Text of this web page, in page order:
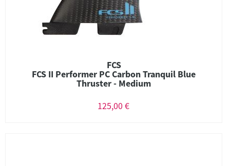
FCS
FCS II Performer PC Carbon Tranquil Blue
Thruster - Medium
125,00 €